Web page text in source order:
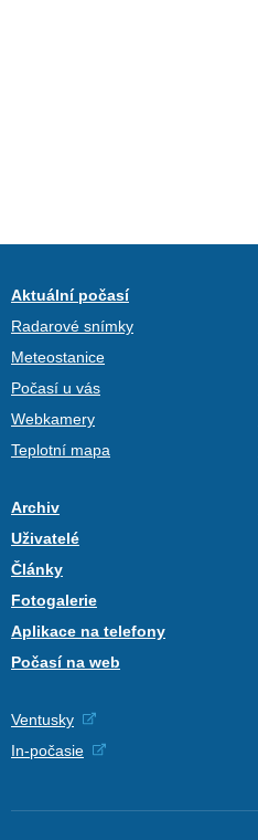
Aktuální počasí
Radarové snímky
Meteostanice
Počasí u vás
Webkamery
Teplotní mapa
Archiv
Uživatelé
Články
Fotogalerie
Aplikace na telefony
Počasí na web
Ventusky
In-počasie